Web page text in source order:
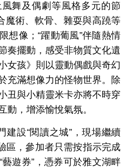
舞及偶劇等風格多元的節
魔術、軟骨、雜耍與高蹺等
想像；“躍動葡風”伴隨熱情
奏擺動，感受非物質文化遺
女孩》則以靈動偶戲與奇幻
充滿想像力的怪物世界。除
丑與小精靈米卡亦將不時穿
動，增添愉悅氣氛。
建設“閱讀之城”，現場繼續
區，參加者只需按指示完成
遊券”，憑券可於雅文湖畔